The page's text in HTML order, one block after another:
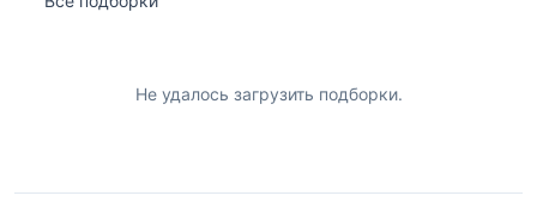
Не удалось загрузить подборки.